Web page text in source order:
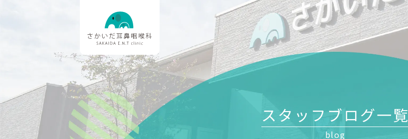
スタッフブログ一覧
blog